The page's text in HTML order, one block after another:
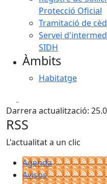
Protecció Oficial
Tramitació de
Servei
SIDH
Àmbits
Habitatge
Darrera actualització:
RSS
L'actualitat a un clic
Agenda
Avisos